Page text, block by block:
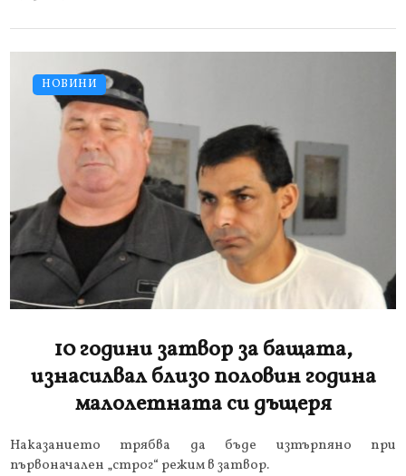
НОВИНИ
10 години затвор за бащата,
изнасилвал близо половин година
малолетната си дъщеря
Наказанието трябва да бъде изтърпяно при
първоначален „строг“ режим в затвор.